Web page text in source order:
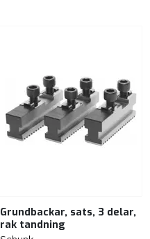
Grundbackar, sats, 3 delar,
rak tandning